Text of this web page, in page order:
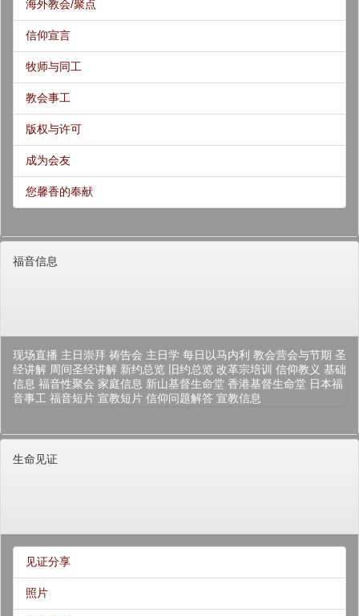
海外教会/聚点
信仰宣言
牧师与同工
教会事工
版权与许可
成为会友
您馨香的奉献
福音信息
现场直播 主日崇拜 祷告会 主日学 每日以马内利 教会营会与节期 圣
经讲解 周间圣经讲解 新约总览 旧约总览 改革宗培训 信仰教义 基础
信息 福音性聚会 家庭信息 新山基督生命堂 香港基督生命堂 日本福
音事工 福音短片 宣教短片 信仰问题解答 宣教信息
生命见证
见证分享
照片